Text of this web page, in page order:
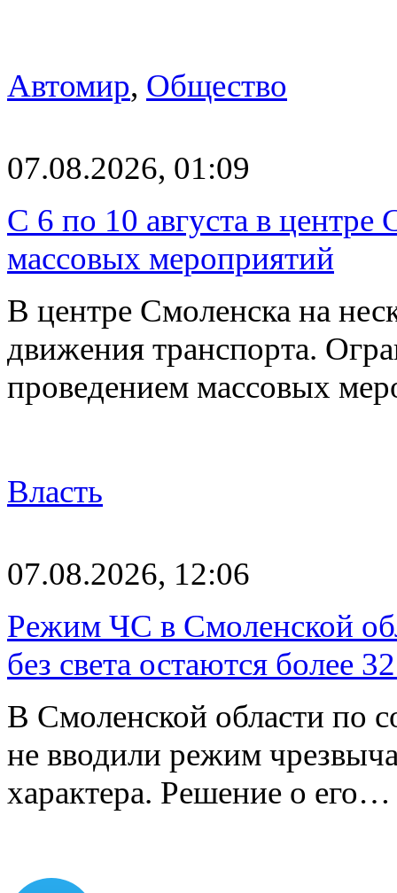
Автомир, Общество
07.08.2026, 01:09
С 6 по 10 августа в центре
массовых мероприятий
В центре Смоленска на
движения транспорта.
проведением массовых
Власть
07.08.2026, 12:06
Режим ЧС в Смоленской
без света остаются более
В Смоленской области по
не вводили режим
характера. Решение о его…